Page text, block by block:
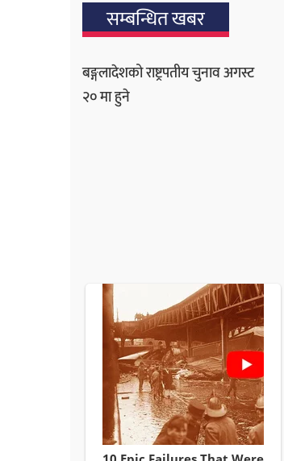
सम्बन्धित खबर
बङ्गलादेशको राष्ट्रपतीय चुनाव अगस्ट
२० मा हुने